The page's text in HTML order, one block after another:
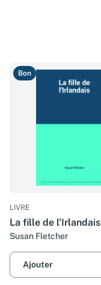
Bon
LIVRE
La fille de l'Irlandais
Susan Fletcher
Ajouter